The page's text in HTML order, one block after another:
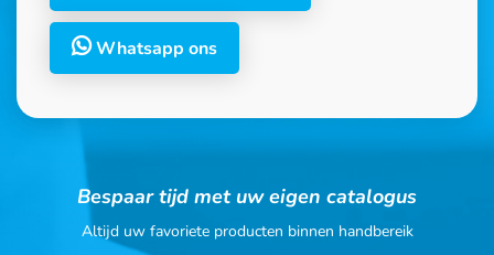
Whatsapp ons
Bespaar tijd met uw eigen catalogus
Altijd uw favoriete producten binnen handbereik